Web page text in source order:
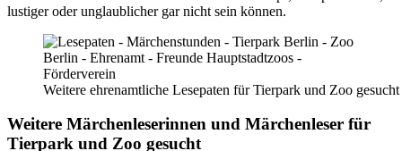
lustiger oder unglaublicher gar nicht sein können.
Weitere ehrenamtliche Lesepaten für Tierpark und Zoo gesucht
Weitere Märchenleserinnen und Märchenleser für
Tierpark und Zoo gesucht